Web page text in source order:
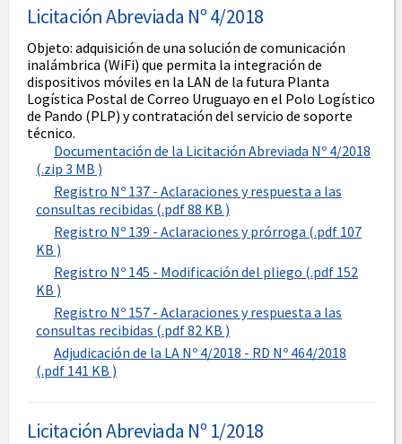
Licitación Abreviada Nº 4/2018
Objeto: adquisición de una solución de comunicación
inalámbrica (WiFi) que permita la integración de
dispositivos móviles en la LAN de la futura Planta
Logística Postal de Correo Uruguayo en el Polo Logístico
de Pando (PLP) y contratación del servicio de soporte
técnico.
Documentación de la Licitación Abreviada Nº 4/2018
(.zip 3 MB )
Registro Nº 137 - Aclaraciones y respuesta a las
consultas recibidas (.pdf 88 KB )
Registro Nº 139 - Aclaraciones y prórroga (.pdf 107
KB )
Registro Nº 145 - Modificación del pliego (.pdf 152
KB )
Registro Nº 157 - Aclaraciones y respuesta a las
consultas recibidas (.pdf 82 KB )
Adjudicación de la LA Nº 4/2018 - RD Nº 464/2018
(.pdf 141 KB )
Licitación Abreviada Nº 1/2018